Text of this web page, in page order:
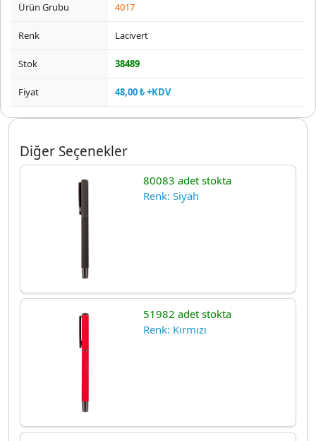
Ürün Grubu 4017
Renk Lacivert
Stok 38489
Fiyat 48,00 ₺ +KDV
Diğer Seçenekler
80083 adet stokta
Renk: Siyah
51982 adet stokta
Renk: Kırmızı